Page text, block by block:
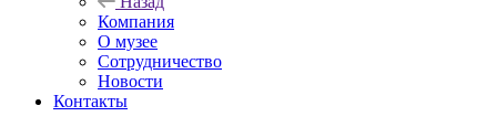
Компания
О музее
Сотрудничество
Новости
Контакты